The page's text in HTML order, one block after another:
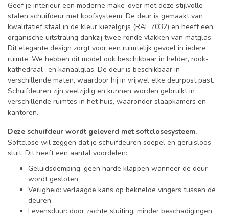
Geef je interieur een moderne make-over met deze stijlvolle
stalen schuifdeur met koofsysteem. De deur is gemaakt van
kwalitatief staal in de kleur kiezelgrijs (RAL 7032) en heeft een
organische uitstraling dankzij twee ronde vlakken van matglas.
Dit elegante design zorgt voor een ruimtelijk gevoel in iedere
ruimte. We hebben dit model ook beschikbaar in helder, rook-,
kathedraal- en kanaalglas. De deur is beschikbaar in
verschillende maten, waardoor hij in vrijwel elke deurpost past.
Schuifdeuren zijn veelzijdig en kunnen worden gebruikt in
verschillende ruimtes in het huis, waaronder slaapkamers en
kantoren.
Deze schuifdeur wordt geleverd met softclosesysteem.
Softclose wil zeggen dat je schuifdeuren soepel en geruisloos
sluit. Dit heeft een aantal voordelen:
Geluidsdemping: geen harde klappen wanneer de deur
wordt gesloten.
Veiligheid: verlaagde kans op beknelde vingers tussen de
deuren.
Levensduur: door zachte sluiting, minder beschadigingen